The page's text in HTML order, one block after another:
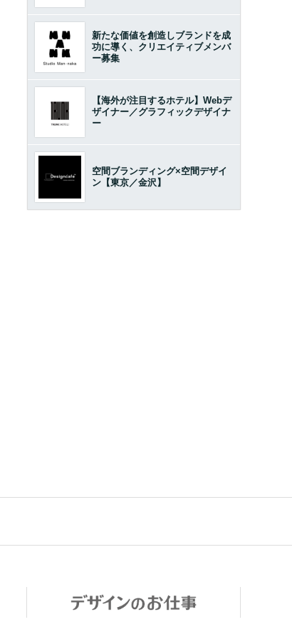
新たな価値を創造しブランドを成
功に導く、クリエイティブメンバ
ー募集
【海外が注目するホテル】Webデ
ザイナー／グラフィックデザイナ
ー
空間ブランディング×空間デザイ
ン【東京／金沢】